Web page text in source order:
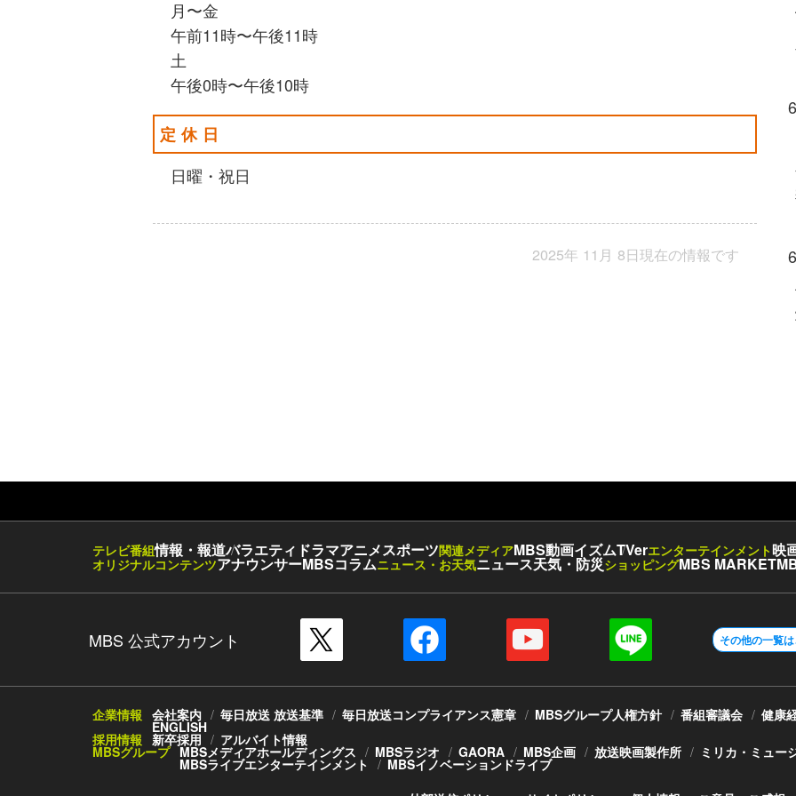
月〜金
午前11時〜午後11時
土
午後0時〜午後10時
定休日
日曜・祝日
2025年 11月 8日現在の情報です
テレビ番組情報・報道バラエティ ドラマアニメスポーツ関連メディアMBS動画イズムTVerエンターテインメント映
オリジナルコンテンツアナウンサーMBSコラムニュース・お天気ニュース天気・防災ショッピングMBS MARKET
MBS 公式アカウント その他の一覧
企業情報 会社案内 毎日放送 放送基準 毎日放送コンプライアンス憲章 MBSグループ人権方針 番組審議会 健康
ENGLISH
採用情報 新卒採用 アルバイト情報
MBSグループ MBSメディアホールディングス MBSラジオ GAORA MBS企画 放送映画製作所 ミリカ・ミュー
MBSライブエンターテインメント
MBSイノベーションドライブ